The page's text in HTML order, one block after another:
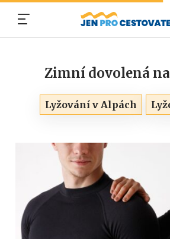
Zimní dovolená
Lyžování v Alpách